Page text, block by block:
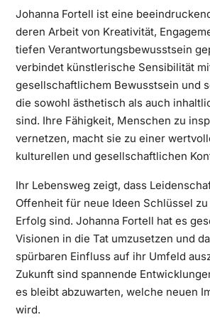
Johanna Fortell ist eine
deren Arbeit von Kreativität,
tiefen Verantwortungsbewusstsein
verbindet künstlerische Sensibilität
gesellschaftlichem Bewusstsein und
die sowohl ästhetisch als auch
sind. Ihre Fähigkeit, Menschen zu
vernetzen, macht sie zu einer
kulturellen und gesellschaftlichen
Ihr Lebensweg zeigt, dass
Offenheit für neue Ideen Schlüssel
Erfolg sind. Johanna Fortell hat es
Visionen in die Tat umzusetzen und
spürbaren Einfluss auf ihr Umfeld
Zukunft sind spannende
es bleibt abzuwarten, welche neuen
wird.